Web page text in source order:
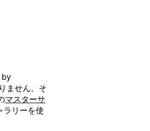
by
ません。そ
マスターサ
ラリーを使